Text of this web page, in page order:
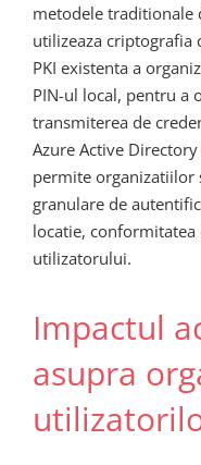
metodele traditionale
utilizeaza criptografia
PKI existenta a
PIN-ul local, pentru a
transmiterea de
Azure Active
permite organizatiilor
granulare de
locatie,
utilizatorului.
Impactul
asupra